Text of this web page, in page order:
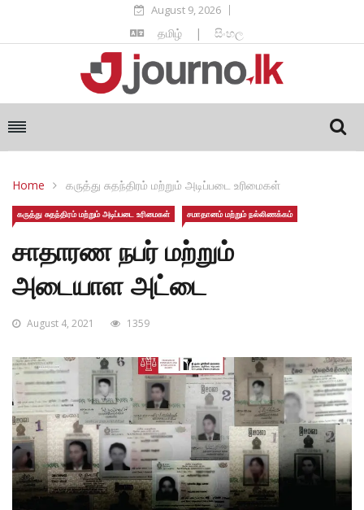
August 9, 2026
தமிழ் | සිංහල
Home கருத்து சுதந்திரம் மற்றும் அடிப்படை உரிமைகள்
கருத்து சுதந்திரம் மற்றும் அடிப்படை உரிமைகள் சமாதானம் மற்றும் நல்லிணக்கம்
சாதாரண நபர் மற்றும்
அடையாள அட்டை
August 4, 2021 1359